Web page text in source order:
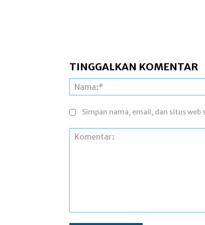
TINGGALKAN KOMENTAR
Simpan nama, email, dan situs